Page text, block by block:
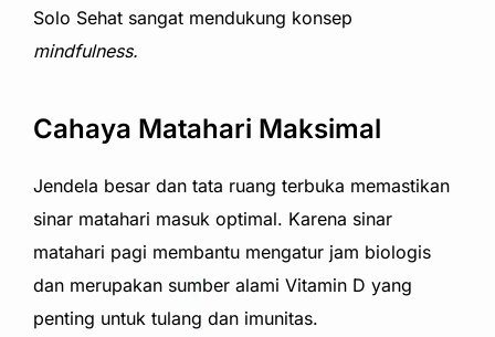
Solo Sehat sangat mendukung konsep
mindfulness.
Cahaya Matahari Maksimal
Jendela besar dan tata ruang terbuka memastikan
sinar matahari masuk optimal. Karena sinar
matahari pagi membantu mengatur jam biologis
dan merupakan sumber alami Vitamin D yang
penting untuk tulang dan imunitas.